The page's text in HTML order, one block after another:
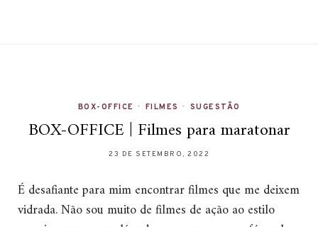
BOX-OFFICE • FILMES • SUGESTÃO
BOX-OFFICE | Filmes para maratonar
23 DE SETEMBRO, 2022
É desafiante para mim encontrar filmes que me deixem
vidrada. Não sou muito de filmes de ação ao estilo